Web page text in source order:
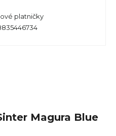
platničky
Magura Blue